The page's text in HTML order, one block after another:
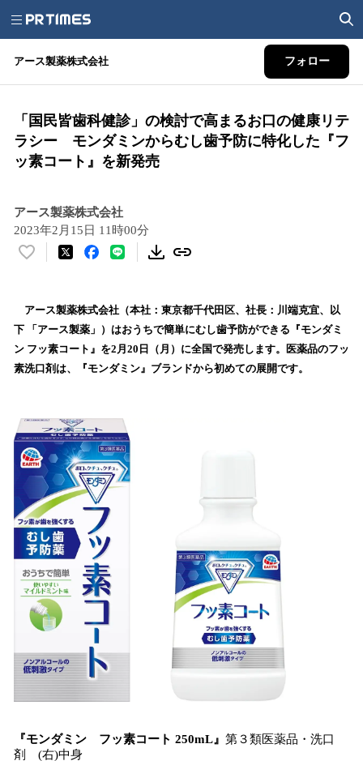
アース製薬株式会社 フォロー
「国民皆歯科健診」の検討で高まるお口の健康リテ
ラシー モンダミンからむし歯予防に特化した『フ
ッ素コート』を新発売
アース製薬株式会社
2023年2月15日 11時00分
い
！
数
を
読
中
で
す
アース製薬株式会社（本社：東京都千代田区、社長：川端克宜、以
下 「アース製薬」）はおうちで簡単にむし歯予防ができる『モンダミ
ン フッ素コート』を2月20日（月）に全国で発売します。医薬品のフッ
素洗口剤は、『モンダミン』ブランドから初めての展開です。
『モンダミン フッ素コート 250mL』 第３類医薬品・洗口
剤 (右)中身